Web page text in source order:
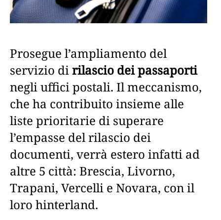
Prosegue l’ampliamento del
servizio dirilascio dei passaporti
negli uffici postali. Il meccanismo,
che ha contribuito insieme alle
liste prioritarie di superare
l’empasse del rilascio dei
documenti, verrà estero infatti ad
altre 5 città: Brescia, Livorno,
Trapani, Vercelli e Novara, con il
loro hinterland.